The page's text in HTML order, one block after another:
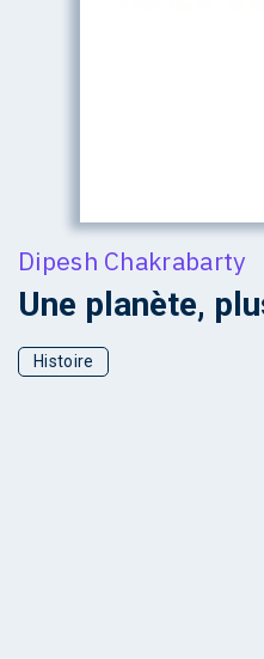
Dipesh Chakrabarty
Une planète,
Histoire